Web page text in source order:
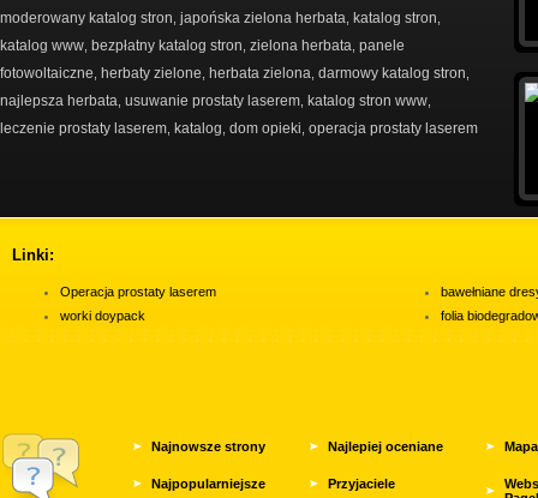
moderowany katalog stron japońska zielona herbata katalog stron
katalog www bezpłatny katalog stron zielona herbata panele
fotowoltaiczne
herbaty zielone herbata zielona darmowy katalog stron
najlepsza herbata usuwanie prostaty laserem katalog stron www
leczenie prostaty laserem katalog dom opieki operacja prostaty laserem
Linki:
Operacja prostaty laserem
worki doypack
bawełniane
folia
Najnowsze strony Najlepiej oceniane
Najpopularniejsze Przyjaciele